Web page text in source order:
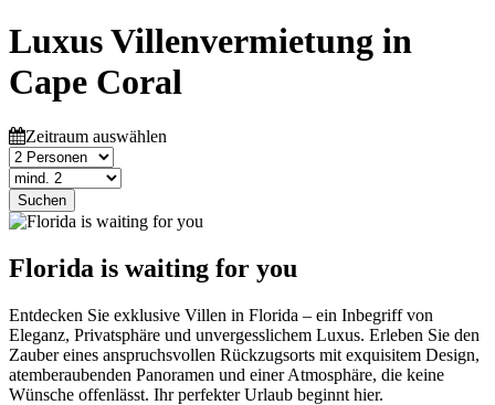
Luxus Villenvermietung in
Cape Coral
Zeitraum auswählen
Suchen
Florida is waiting for you
Entdecken Sie exklusive Villen in Florida – ein Inbegriff von
Eleganz, Privatsphäre und unvergesslichem Luxus. Erleben Sie den
Zauber eines anspruchsvollen Rückzugsorts mit exquisitem Design,
atemberaubenden Panoramen und einer Atmosphäre, die keine
Wünsche offenlässt. Ihr perfekter Urlaub beginnt hier.